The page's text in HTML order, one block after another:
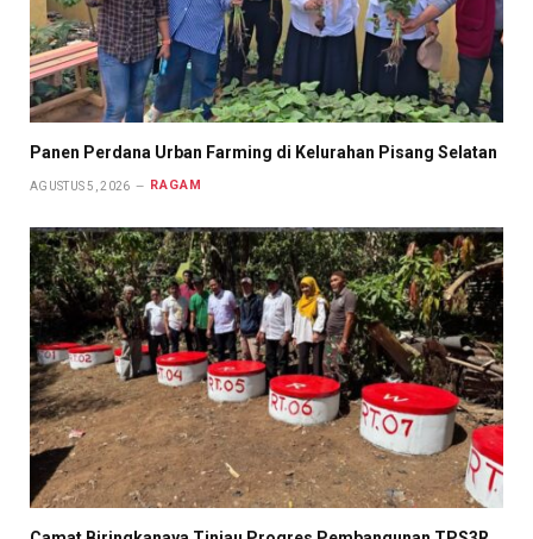
Panen Perdana Urban Farming di Kelurahan Pisang Selatan
AGUSTUS 5, 2026 RAGAM